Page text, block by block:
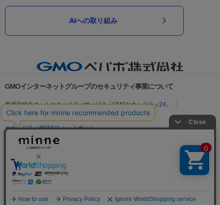
AIへの取り組み
GMOインターネットグループのセキュリティ事業について
世界初総合ネットセキュリティサービス「GMOセキュリティ24」
パスワード漏洩診断
Webサイトリスク診断
セキュリティ相談AIチャットボット
実在証明・盗聴対策
サイバー攻撃対策（GMO Flatt Security）
セキュリティ事業の軌跡